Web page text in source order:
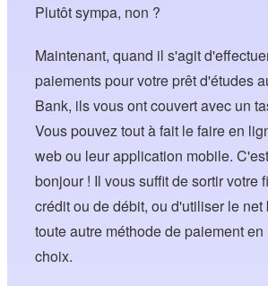
Plutôt sympa, non ?
Maintenant, quand il s'agit
paiements pour votre prêt d'études
Bank, ils vous ont couvert avec un
Vous pouvez tout à fait le faire en
web ou leur application mobile.
bonjour ! Il vous suffit de sortir votre
crédit ou de débit, ou d'utiliser le net
toute autre méthode de paiement
choix.